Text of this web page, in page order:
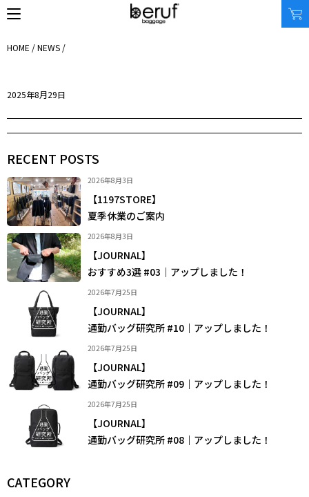
オンラインストア
リュック｜バックパック
ショルダーバッグ
トートバッグ
アクセサリー
その他
トラベル
自転車
休日
収納サイズ
XS｜5リッター以下
S｜10リッター以下
M｜20リッター以下
L｜25リッター以下
XL｜26リッター以上
タブレット｜11インチ相当
ノートPC｜14インチ相当
ノートPC｜16インチ相当
¥10,000 - ¥19,999
¥50,000 - ¥99,999
ブランドストーリー
STORY
ジャーナル
FAQ｜よくある質問
ログイン
HOME /NEWS /
2025年8月29日
RECENT POSTS
2026年8月3日
【1197STORE】
夏季休業のご案内
2026年8月3日
【JOURNAL】
おすすめ3選 #03｜アップしました！
2026年7月25日
【JOURNAL】
通勤バッグ研究所 #10｜アップしました！
2026年7月25日
【JOURNAL】
通勤バッグ研究所 #09｜アップしました！
2026年7月25日
【JOURNAL】
通勤バッグ研究所 #08｜アップしました！
CATEGORY